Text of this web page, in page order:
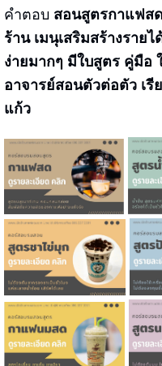
คำตอบ สอนสูตรกาแฟส
ร้าน เมนุเสริมสร้างราย
ง่ายมากๆ มีใบสูตร คู่มือ
อาจารย์สอนตัวต่อตัว เรี
แก้ว